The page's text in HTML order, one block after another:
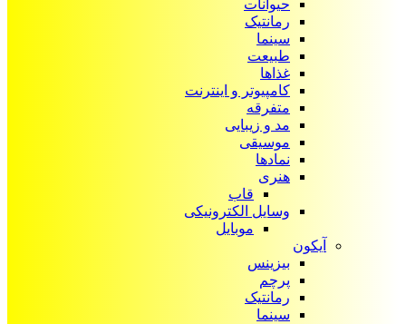
حیوانات
رمانتیک
سینما
طبیعت
غذاها
کامپیوتر و اینترنت
متفرقه
مد و زیبایی
موسیقی
نمادها
هنری
قاب
وسایل الکترونیکی
موبایل
آیکون‌
بیزینس
پرچم
رمانتیک
سینما